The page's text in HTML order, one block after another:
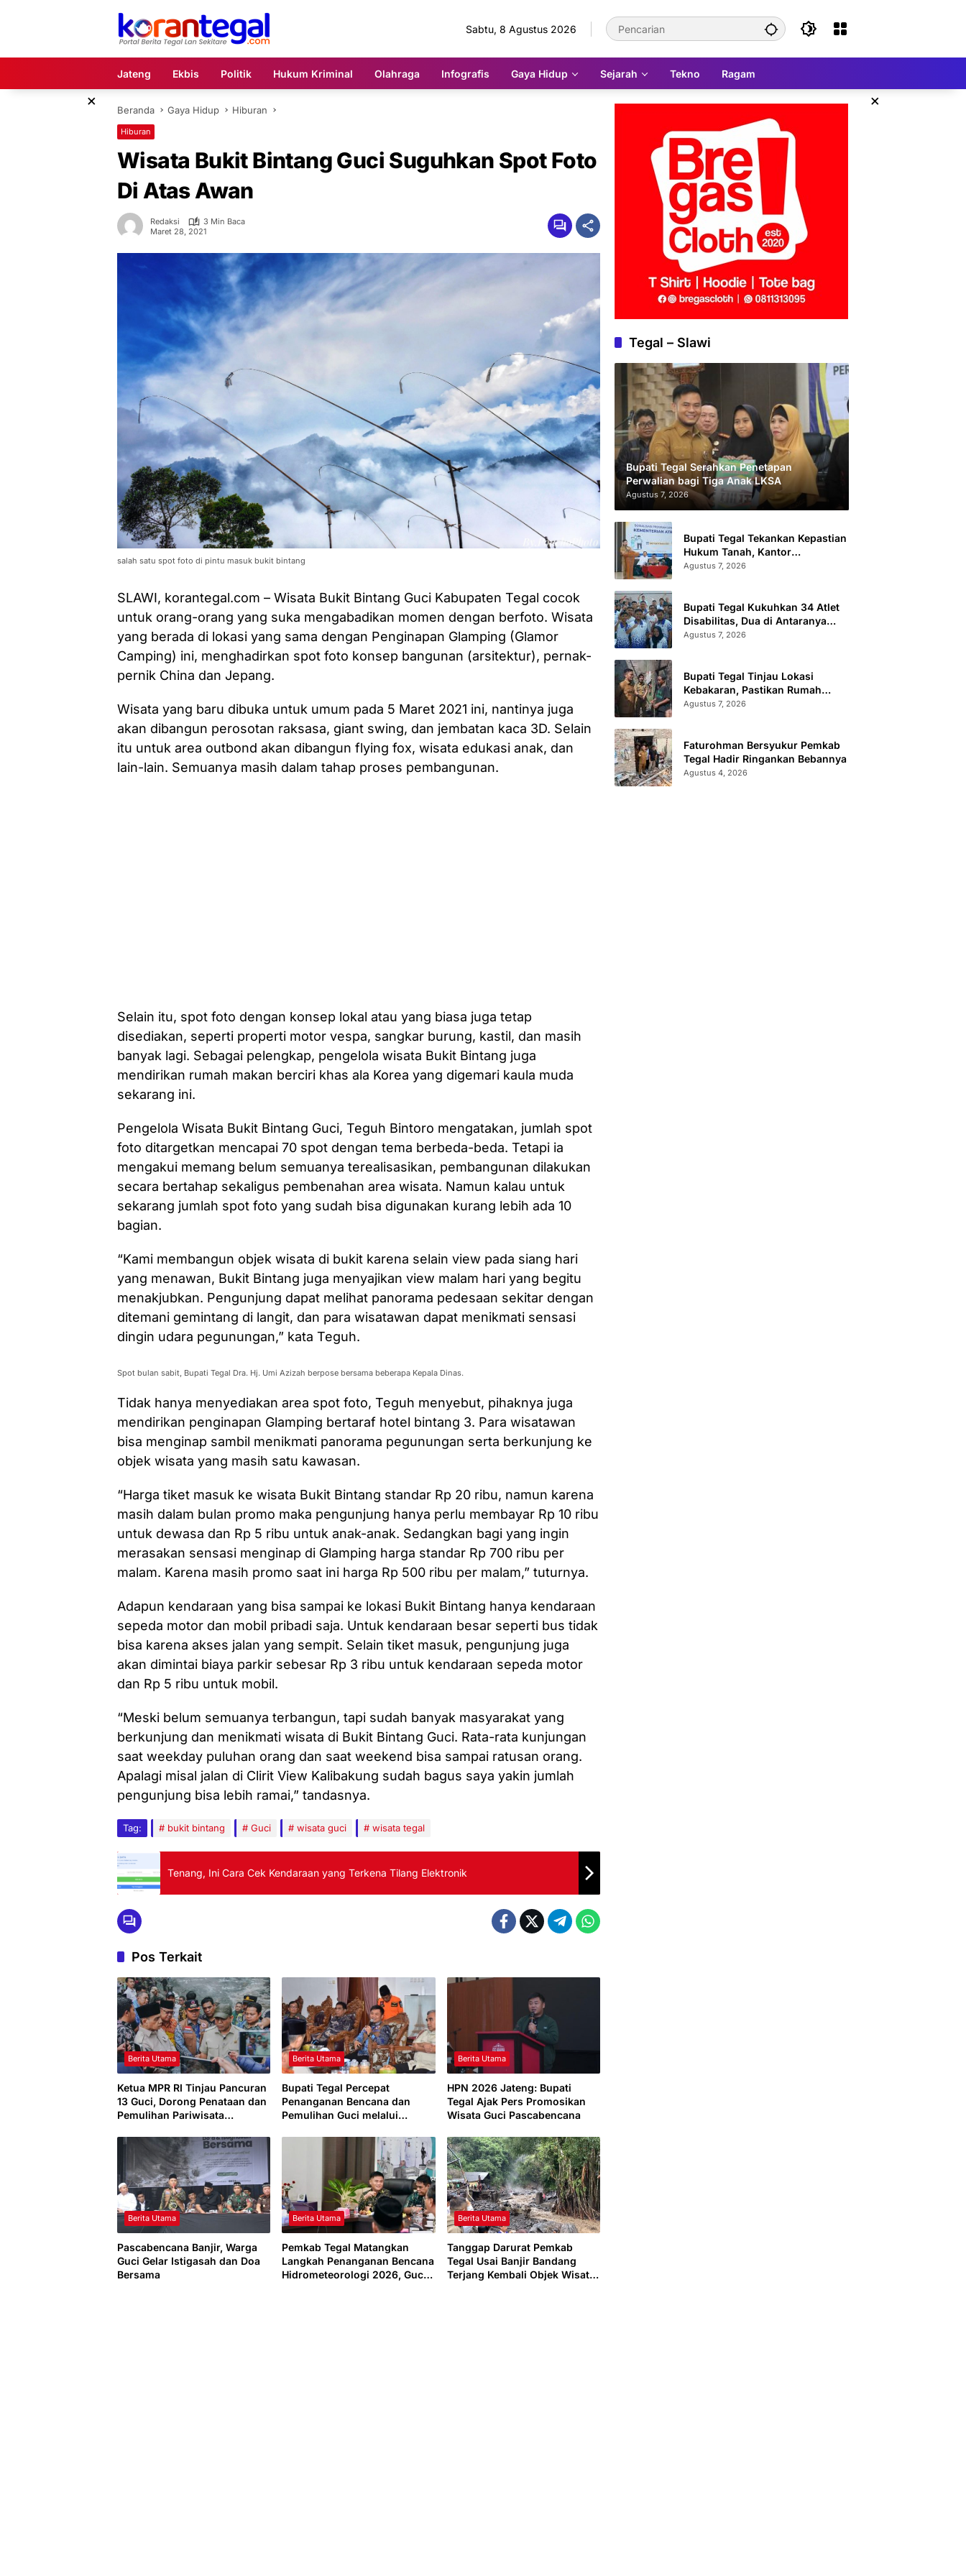
Sabtu, 8 Agustus 2026
Jateng Ekbis Politik Hukum Kriminal Olahraga Infografis Gaya Hidup Sejarah Tekno Ragam
× ×
Beranda Gaya Hidup Hiburan
Hiburan
Wisata Bukit Bintang Guci Suguhkan Spot Foto
Di Atas Awan
Redaksi
3 Min Baca
Maret 28, 2021
salah satu spot foto di pintu masuk bukit bintang
SLAWI, korantegal.com – Wisata Bukit Bintang Guci Kabupaten Tegal cocok
untuk orang-orang yang suka mengabadikan momen dengan berfoto. Wisata
yang berada di lokasi yang sama dengan Penginapan Glamping (Glamor
Camping) ini, menghadirkan spot foto konsep bangunan (arsitektur), pernak-
pernik China dan Jepang.
Wisata yang baru dibuka untuk umum pada 5 Maret 2021 ini, nantinya juga
akan dibangun perosotan raksasa, giant swing, dan jembatan kaca 3D. Selain
itu untuk area outbond akan dibangun flying fox, wisata edukasi anak, dan
lain-lain. Semuanya masih dalam tahap proses pembangunan.
Selain itu, spot foto dengan konsep lokal atau yang biasa juga tetap
disediakan, seperti properti motor vespa, sangkar burung, kastil, dan masih
banyak lagi. Sebagai pelengkap, pengelola wisata Bukit Bintang juga
mendirikan rumah makan berciri khas ala Korea yang digemari kaula muda
sekarang ini.
Pengelola Wisata Bukit Bintang Guci, Teguh Bintoro mengatakan, jumlah spot
foto ditargetkan mencapai 70 spot dengan tema berbeda-beda. Tetapi ia
mengakui memang belum semuanya terealisasikan, pembangunan dilakukan
secara bertahap sekaligus pembenahan area wisata. Namun kalau untuk
sekarang jumlah spot foto yang sudah bisa digunakan kurang lebih ada 10
bagian.
“Kami membangun objek wisata di bukit karena selain view pada siang hari
yang menawan, Bukit Bintang juga menyajikan view malam hari yang begitu
menakjubkan. Pengunjung dapat melihat panorama pedesaan sekitar dengan
ditemani gemintang di langit, dan para wisatawan dapat menikmati sensasi
dingin udara pegunungan,” kata Teguh.
Spot bulan sabit, Bupati Tegal Dra. Hj. Umi Azizah berpose bersama beberapa Kepala Dinas.
Tidak hanya menyediakan area spot foto, Teguh menyebut, pihaknya juga
mendirikan penginapan Glamping bertaraf hotel bintang 3. Para wisatawan
bisa menginap sambil menikmati panorama pegunungan serta berkunjung ke
objek wisata yang masih satu kawasan.
“Harga tiket masuk ke wisata Bukit Bintang standar Rp 20 ribu, namun karena
masih dalam bulan promo maka pengunjung hanya perlu membayar Rp 10 ribu
untuk dewasa dan Rp 5 ribu untuk anak-anak. Sedangkan bagi yang ingin
merasakan sensasi menginap di Glamping harga standar Rp 700 ribu per
malam. Karena masih promo saat ini harga Rp 500 ribu per malam,” tuturnya.
Adapun kendaraan yang bisa sampai ke lokasi Bukit Bintang hanya kendaraan
sepeda motor dan mobil pribadi saja. Untuk kendaraan besar seperti bus tidak
bisa karena akses jalan yang sempit. Selain tiket masuk, pengunjung juga
akan dimintai biaya parkir sebesar Rp 3 ribu untuk kendaraan sepeda motor
dan Rp 5 ribu untuk mobil.
“Meski belum semuanya terbangun, tapi sudah banyak masyarakat yang
berkunjung dan menikmati wisata di Bukit Bintang Guci. Rata-rata kunjungan
saat weekday puluhan orang dan saat weekend bisa sampai ratusan orang.
Apalagi misal jalan di Clirit View Kalibakung sudah bagus saya yakin jumlah
pengunjung bisa lebih ramai,” tandasnya.
Tag: bukit bintang Guci wisata guci wisata tegal
Tenang, Ini Cara Cek Kendaraan yang Terkena Tilang Elektronik
Pos Terkait
Berita Utama
Ketua MPR RI Tinjau Pancuran
13 Guci, Dorong Penataan dan
Pemulihan Pariwisata
Berita Utama
Bupati Tegal Percepat
Penanganan Bencana dan
Pemulihan Guci melalui
Berita Utama
HPN 2026 Jateng: Bupati
Tegal Ajak Pers Promosikan
Wisata Guci Pascabencana
Berita Utama
Pascabencana Banjir, Warga
Guci Gelar Istigasah dan Doa
Bersama
Berita Utama
Pemkab Tegal Matangkan
Langkah Penanganan Bencana
Hidrometeorologi 2026, Guci
Berita Utama
Tanggap Darurat Pemkab
Tegal Usai Banjir Bandang
Terjang Kembali Objek Wisata
Tegal – Slawi
Bupati Tegal Serahkan Penetapan
Perwalian bagi Tiga Anak LKSA
Agustus 7, 2026
Bupati Tegal Tekankan Kepastian
Hukum Tanah, Kantor
Pertanahan Catat 296.869
Agustus 7, 2026
Bupati Tegal Kukuhkan 34 Atlet
Disabilitas, Dua di Antaranya
Berlaga di Level Dunia
Agustus 7, 2026
Bupati Tegal Tinjau Lokasi
Kebakaran, Pastikan Rumah
Korban Diperbaiki
Agustus 7, 2026
Faturohman Bersyukur Pemkab
Tegal Hadir Ringankan Bebannya
Agustus 4, 2026